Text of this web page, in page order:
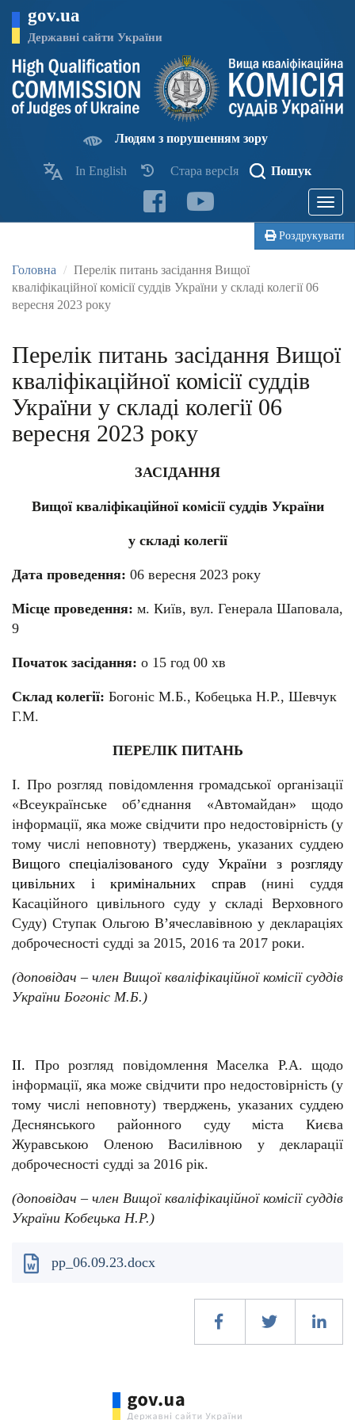
основного
матеріалу
gov.ua
Державні сайти України
Людям з порушенням зору
In English Стара версІя Пошук
Toggle
Роздрукувати
Головна
Перелік питань засідання Вищої
кваліфікаційної комісії суддів України у складі колегії 06
вересня 2023 року
Перелік питань засідання Вищої
кваліфікаційної комісії суддів
України у складі колегії 06
вересня 2023 року
ЗАСІДАННЯ
Вищої кваліфікаційної комісії суддів України
у складі колегії
Дата проведення: 06 вересня 2023 року
Місце проведення: м. Київ, вул. Генерала Шаповала,
9
Початок засідання: о 15 год 00 хв
Склад колегії: Богоніс М.Б., Кобецька Н.Р., Шевчук
Г.М.
ПЕРЕЛІК ПИТАНЬ
І. Про розгляд повідомлення громадської організації
«Всеукраїнське об’єднання «Автомайдан» щодо
інформації, яка може свідчити про недостовірність (у
тому числі неповноту) тверджень, указаних суддею
Вищого спеціалізованого суду України з розгляду
цивільних і кримінальних справ (нині суддя
Касаційного цивільного суду у складі Верховного
Суду) Ступак Ольгою В’ячеславівною у деклараціях
доброчесності судді за 2015, 2016 та 2017 роки.
(доповідач – член Вищої кваліфікаційної комісії суддів
України Богоніс М.Б.)
ІІ. Про розгляд повідомлення Маселка Р.А. щодо
інформації, яка може свідчити про недостовірність (у
тому числі неповноту) тверджень, указаних суддею
Деснянського районного суду міста Києва
Журавською Оленою Василівною у декларації
доброчесності судді за 2016 рік.
(доповідач – член Вищої кваліфікаційної комісії суддів
України Кобецька Н.Р.)
pp_06.09.23.docx